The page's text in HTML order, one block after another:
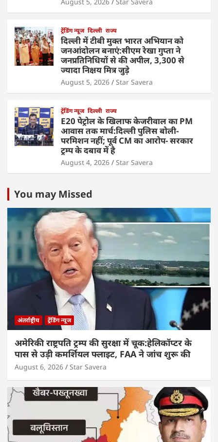
ट्रेंडिंग न्यूज दिल्ली राज्य
दिल्ली में टीबी मुक्त भारत अभियान को
जनआंदोलन बनाएं:सीएम रेखा गुप्ता ने
जनप्रतिनिधियों से की अपील, 3,300 से
ज्यादा निक्षय मित्र जुड़े
August 5, 2026 Star Savera
ट्रेंडिंग न्यूज दिल्ली राज्य
E20 पेट्रोल के खिलाफ केजरीवाल का PM
आवास तक मार्च:दिल्ली पुलिस बोली-
परमिशन नहीं; पूर्व CM का आरोप- सरकार
ट्रम्प के दबाव में है
August 4, 2026 Star Savera
You may Missed
अंतर्राष्ट्रीय ट्रेंडिंग न्यूज
अमेरिकी राष्ट्रपति ट्रम्प की सुरक्षा में चूक:हेलिकॉप्टर के
पास से उड़ी कमर्शियल फ्लाइट, FAA ने जांच शुरू की
August 6, 2026 Star Savera